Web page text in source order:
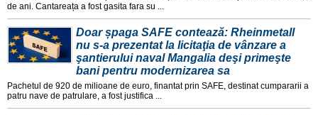
de ani. Cantareața a fost gasita fara su ...
Doar șpaga SAFE contează: Rheinmetall
nu s-a prezentat la licitaţia de vânzare a
şantierului naval Mangalia deşi primeşte
bani pentru modernizarea sa
Pachetul de 920 de milioane de euro, finantat prin SAFE, destinat cumpararii a
patru nave de patrulare, a fost justifica ...